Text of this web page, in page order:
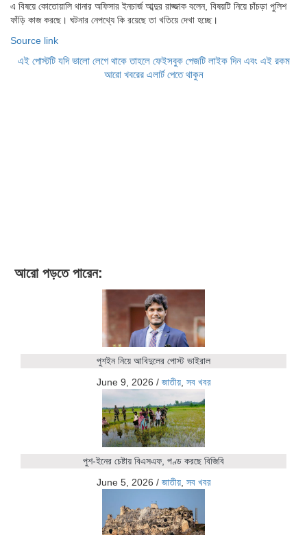
এ বিষয়ে কোতোয়ালি থানার অফিসার ইনচার্জ আব্দুর রাজ্জাক বলেন, বিষয়টি নিয়ে চাঁচড়া পুলিশ
ফাঁড়ি কাজ করছে। ঘটনার নেপথ্যে কি রয়েছে তা খতিয়ে দেখা হচ্ছে।
Source link
এই পোস্টটি যদি ভালো লেগে থাকে তাহলে ফেইসবুক পেজটি লাইক দিন এবং এই রকম
আরো খবরের এলার্ট পেতে থাকুন
আরো পড়তে পারেন:
পুশইন নিয়ে আবিদুলের পোস্ট ভাইরাল
June 9, 2026 / জাতীয়, সব খবর
পুশ-ইনের চেষ্টায় বিএসএফ, পণ্ড করছে বিজিবি
June 5, 2026 / জাতীয়, সব খবর